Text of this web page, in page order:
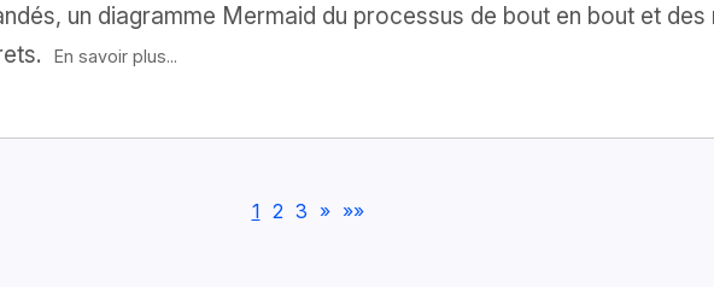
un diagramme Mermaid du processus de bout en bout et des
En savoir plus...
1 2 3 » »»